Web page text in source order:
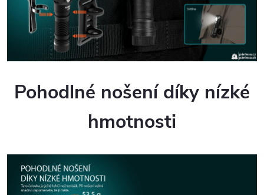
Pohodlné nošení díky nízké
hmotnosti